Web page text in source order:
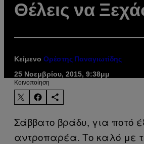
Θέλεις να
Κείμενο Ορέστης Παναγιωτίδης
25 Νοεμβρίου, 2015, 9:38μμ
Kοινοποίηση
Σάββατο βράδυ, για ποτό
αντροπαρέα. Το καλό με